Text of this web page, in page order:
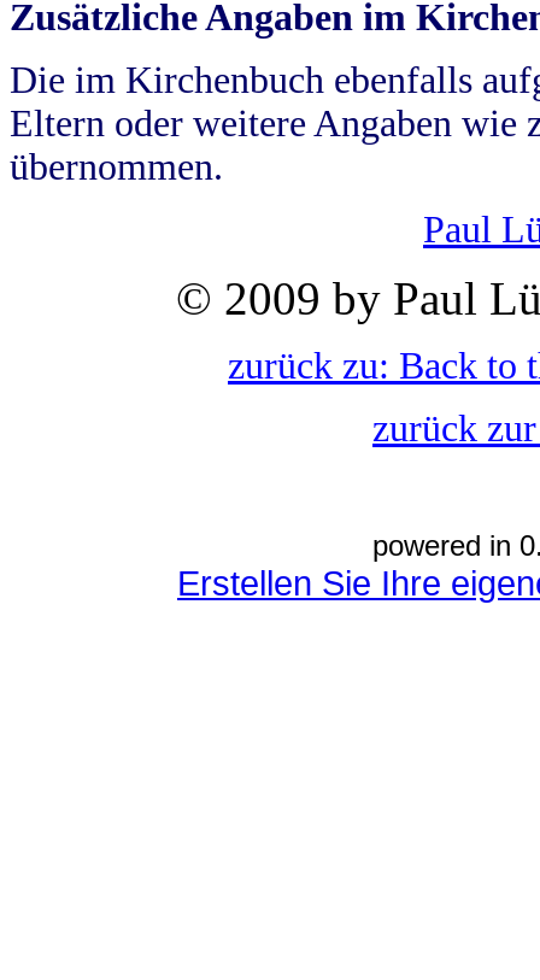
Zusätzliche Angaben im
Die im Kirchenbuch ebenfalls
Eltern oder weitere Angaben wie
übernommen.
Paul
© 2009 by Paul
zurück zu: Back to
zurück
powered in
Erstellen Sie Ihre